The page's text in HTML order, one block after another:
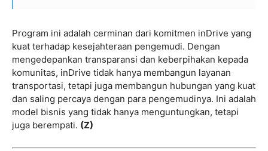
Program ini adalah cerminan dari komitmen inDrive yang
kuat terhadap kesejahteraan pengemudi. Dengan
mengedepankan transparansi dan keberpihakan kepada
komunitas, inDrive tidak hanya membangun layanan
transportasi, tetapi juga membangun hubungan yang kuat
dan saling percaya dengan para pengemudinya. Ini adalah
model bisnis yang tidak hanya menguntungkan, tetapi
juga berempati. (Z)